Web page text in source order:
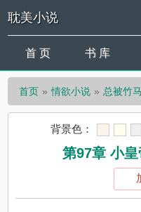
耽美小说
首 页 书 库
首页 情欲小说 总被竹
背景色：
第97章 小皇